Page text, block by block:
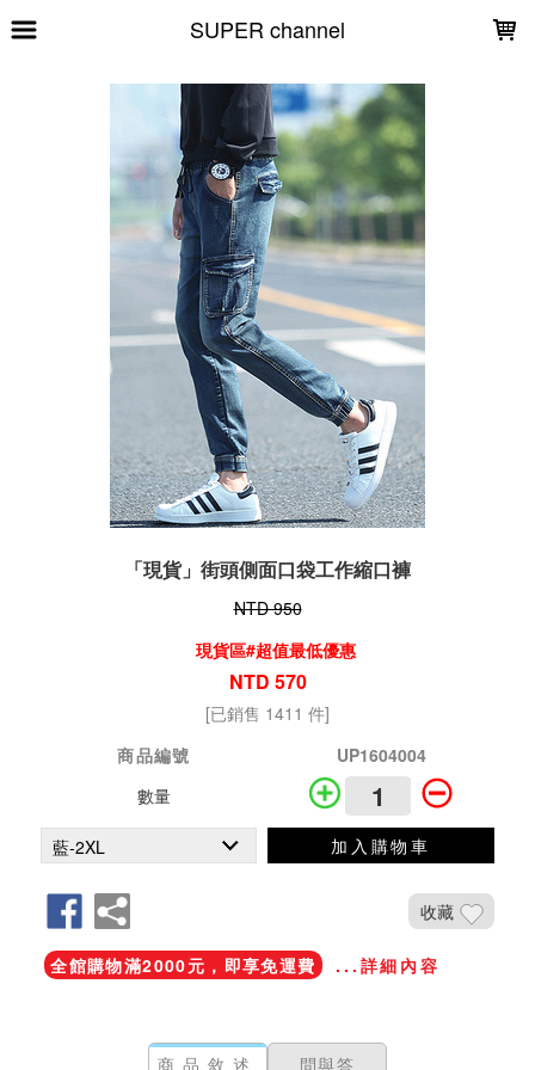
SUPER channel
「現貨」街頭側面口袋工作縮口褲
NTD 950
現貨區#超值最低優惠
NTD 570
[已銷售 1411 件]
商品編號
UP1604004
數量
加入購物車
收藏
全館購物滿2000元，即享免運費 ...詳細內容
商品敘述 問與答